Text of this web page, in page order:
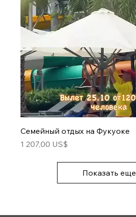
Семейный отдых на Фукуоке
Цена
1 207,00 US$
Показать еще